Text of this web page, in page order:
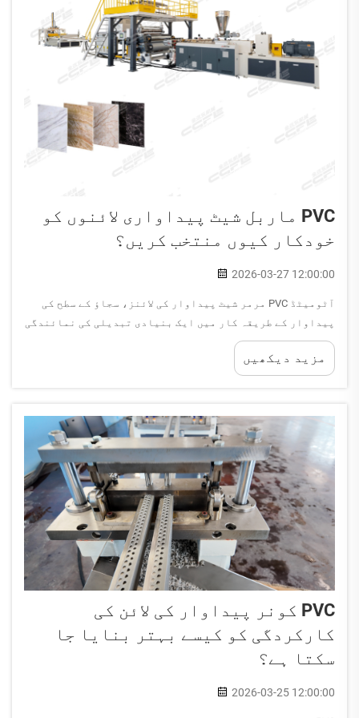
PVC ماربل شیٹ پیداواری لائنوں کو
خودکار کیوں منتخب کریں؟
2026-03-27 12:00:00
آٹومیٹڈ PVC مرمر شیٹ پیداوار کی لائنز، سجاؤ کے سطح کی
پیداوار کے طریقہ کار میں ایک بنیادی تبدیلی کی نمائندگی
کرتی ہیں، جو معیار، رفتار اور آپریشنل اخراجات پر بے
مثال کنٹرول فراہم کرتی ہیں۔ خودکار کاری میں سرمایہ
مزید دیکھیں
PVC کونر پیداوار کی لائن کی
کارکردگی کو کیسے بہتر بنایا جا
سکتا ہے؟
2026-03-25 12:00:00